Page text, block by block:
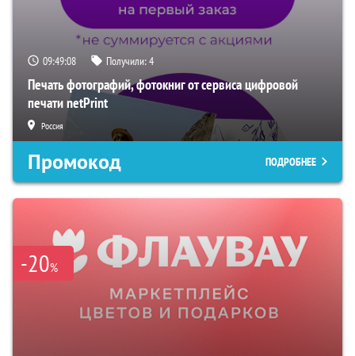
09:49:07 Получили:4
Печать фотографий, фотокниг от сервиса цифровой
печати netPrint
Россия
Промокод ПОДРОБНЕЕ
-20%